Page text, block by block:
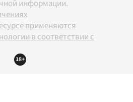
информации.
применяются
в соответствии с
18+